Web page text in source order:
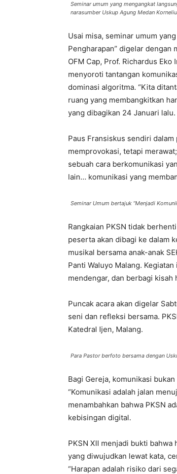
Seminar umum yang mengangkat
narasumber Uskup Agung Medan
Usai misa, seminar umum
Pengharapan” digelar dengan
OFM Cap, Prof. Richardus Eko
menyoroti tantangan
dominasi algoritma. “Kita
ruang yang membangkitkan
yang dibagikan 24 Januari lalu.
Paus Fransiskus sendiri
memprovokasi, tetapi
sebuah cara berkomunikasi
lain… komunikasi yang
Seminar Umum bertajuk “Menjadi
Rangkaian PKSN tidak
peserta akan dibagi ke dalam
musikal bersama anak-anak
Panti Waluyo Malang.
mendengar, dan berbagi kisah
Puncak acara akan digelar
seni dan refleksi bersama.
Katedral Ijen, Malang.
Para Pastor berfoto bersama dengan
Bagi Gereja, komunikasi
“Komunikasi adalah jalan
menambahkan bahwa PKSN
kebisingan digital.
PKSN XII menjadi bukti
yang diwujudkan lewat kata,
“Harapan adalah risiko dari